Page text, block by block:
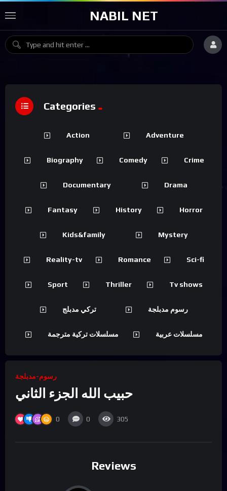
NABIL NET
رسوم-مدبلجة
حبيب الله الجزء الثاني
0 0 305
Reviews
Categories
Action Adventure
Biography Comedy Crime
Documentary Drama
Fantasy History Horror
Kids&family Mystery
Reality-tv Romance Sci-fi
Sport Thriller Tv shows
تركي مدبلج رسوم مدبلجة
مسلسلات تركية مترجمة مسلسلات عربية